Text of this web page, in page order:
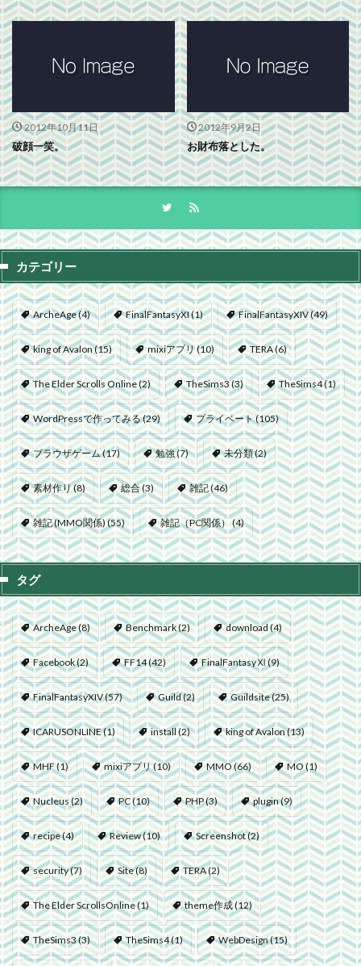
2012年10月11日
破顔一笑。
2012年9月2日
お財布落とした。
カテゴリー
ArcheAge(4) FinalFantasyXI(1) FinalFantasyXIV(49)
king of Avalon(15) mixiアプリ(10) TERA(6)
The Elder Scrolls Online(2) TheSims3(3) TheSims4(1)
WordPressで作ってみる(29) プライベート(105)
ブラウザゲーム(17) 勉強(7) 未分類(2)
素材作り(8) 総合(3) 雑記(46)
雑記 (MMO関係)(55) 雑記（PC関係）(4)
タグ
ArcheAge(8) Benchmark(2) download(4)
Facebook(2) FF14(42) FinalFantasyⅪ(9)
FinalFantasyXIV(57) Guild(2) Guildsite(25)
ICARUSONLINE(1) install(2) king of Avalon(13)
MHF(1) mixiアプリ(10) MMO(66) MO(1)
Nucleus(2) PC(10) PHP(3) plugin(9)
recipe(4) Review(10) Screenshot(2)
security(7) Site(8) TERA(2)
The Elder ScrollsOnline(1) theme作成(12)
TheSims3(3) TheSims4(1) WebDesign(15)